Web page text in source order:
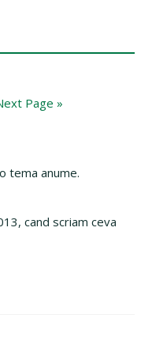
Page »
tema anume.
cand scriam ceva